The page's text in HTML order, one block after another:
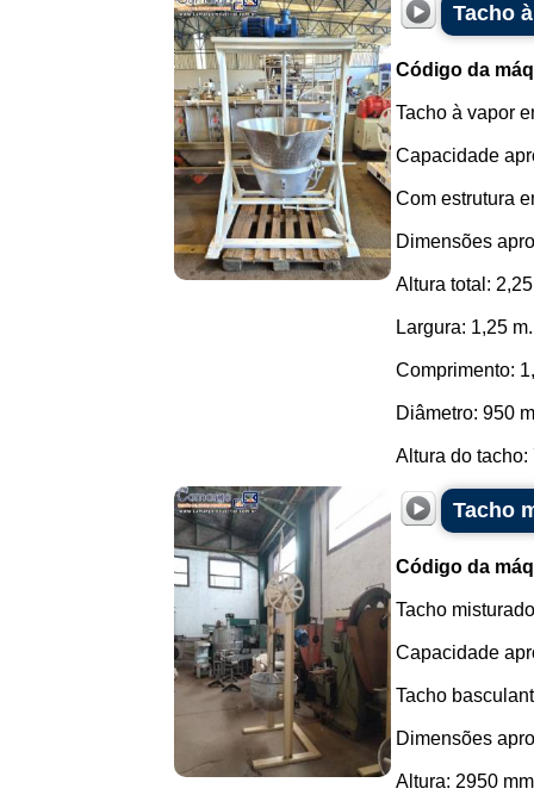
Tacho
Código da
Tacho à vapor
Capacidade
Com estrutura
Dimensões
Altura total:
Largura: 1,25 m.
Comprimento:
Diâmetro: 950
Altura do tacho:
Tacho
Código da
Tacho
Capacidade
Tacho
Dimensões
Altura: 2950